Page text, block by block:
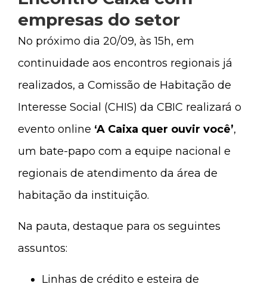
empresas do setor
No próximo dia 20/09, às 15h, em
continuidade aos encontros regionais já
realizados, a Comissão de Habitação de
Interesse Social (CHIS) da CBIC realizará o
evento online ‘A Caixa quer ouvir você’,
um bate-papo com a equipe nacional e
regionais de atendimento da área de
habitação da instituição.
Na pauta, destaque para os seguintes
assuntos:
Linhas de crédito e esteira de